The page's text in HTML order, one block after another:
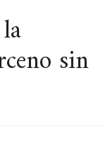
sin